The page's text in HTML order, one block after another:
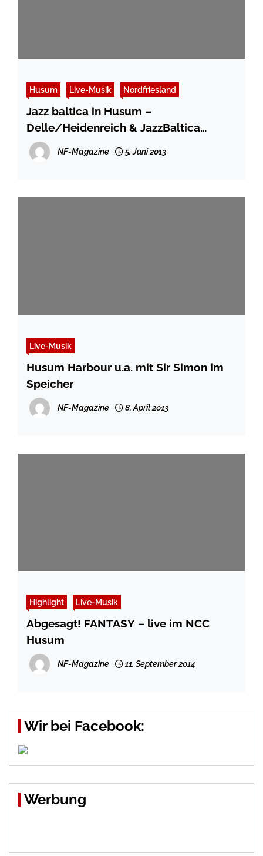
Husum Live-Musik Nordfriesland
Jazz baltica in Husum –
Delle/Heidenreich & JazzBaltica
Ensemble im TSBW
NF-Magazine 5. Juni 2013
Live-Musik
Husum Harbour u.a. mit Sir Simon im
Speicher
NF-Magazine 8. April 2013
Highlight Live-Musik
Abgesagt! FANTASY – live im NCC
Husum
NF-Magazine 11. September 2014
Wir bei Facebook:
Werbung